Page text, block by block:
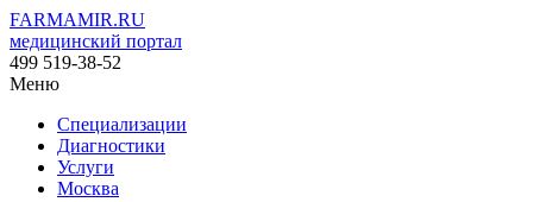
FARMAMIR.RU
медицинский портал
499 519-38-52
Меню
Специализации
Диагностики
Услуги
Москва